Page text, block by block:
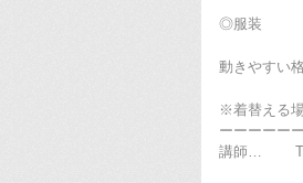
◎服装
動きやすい
※着替える
ーーーーー
講師…